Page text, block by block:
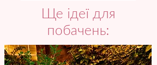
Ще ідеї для
побачень: